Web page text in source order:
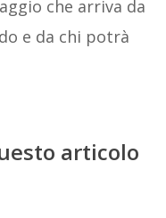
che arriva da
e da chi potrà
articolo